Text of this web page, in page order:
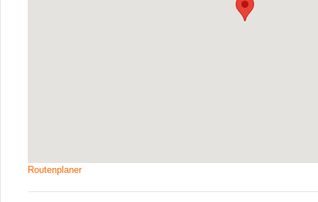
Routenplaner